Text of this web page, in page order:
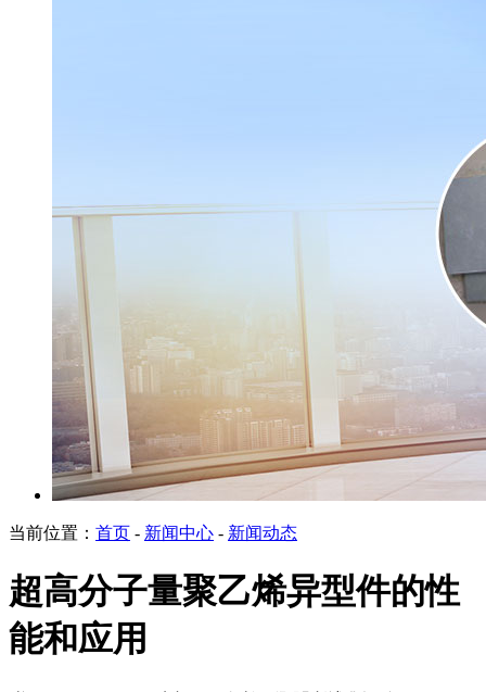
当前位置： 首页 - 新闻中心 - 新闻动态
超高分子量聚乙烯异型件的性
能和应用